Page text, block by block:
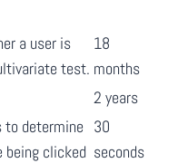
a user is
test.
18
months
2 years
to determine
being clicked
30
seconds